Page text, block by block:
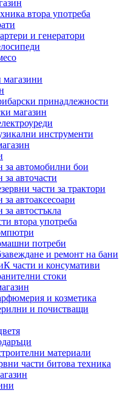
втора употреба
и генератори
магазини
принадлежности
магазин
инструменти
за автомобилни бои
за авточасти
части за трактори
автоаксесоари
автостъкла
втора употреба
потреби
и ремонт на бани
части и консумативи
стоки
и козметика
и почистващи
материали
части битова техника